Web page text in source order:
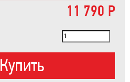
11 790 Р
Купить